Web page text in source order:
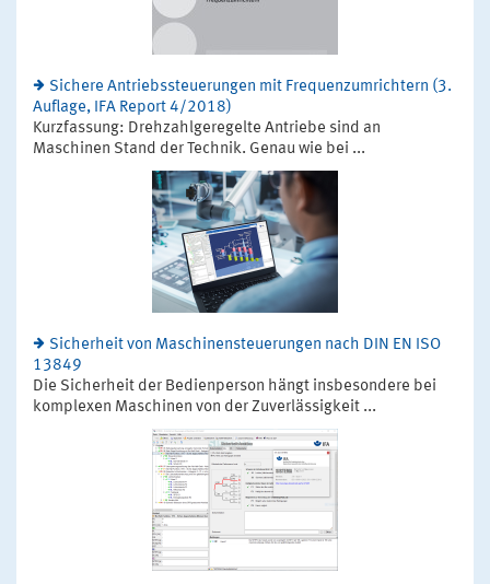
Sichere Antriebssteuerungen mit Frequenzumrichtern (3.
Auflage, IFA Report 4/2018)
Kurzfassung: Drehzahlgeregelte Antriebe sind an
Maschinen Stand der Technik. Genau wie bei ...
Sicherheit von Maschinensteuerungen nach DIN EN ISO
13849
Die Sicherheit der Bedienperson hängt insbesondere bei
komplexen Maschinen von der Zuverlässigkeit ...